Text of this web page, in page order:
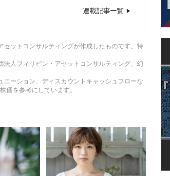
原油高〉と〈国内汚職〉の深刻内
世代の主役候補」フィリピンが直面
連載記事一覧
ットコンサルティングが作成したものです。特
人フィリピン・アセットコンサルティング、幻
ーション、ディスカウントキャッシュフローな
価を参考にしています。